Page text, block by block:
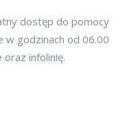
dostęp do pomocy
w godzinach od 06.00
infolinię.